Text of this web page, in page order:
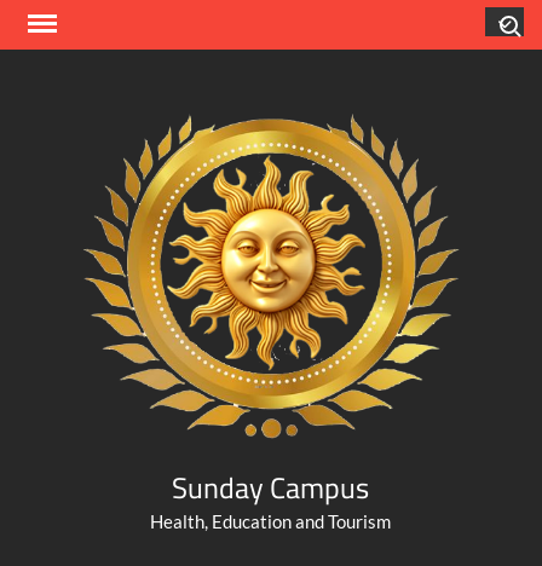
Skip
Sunday Campus
Health, Education and Tourism